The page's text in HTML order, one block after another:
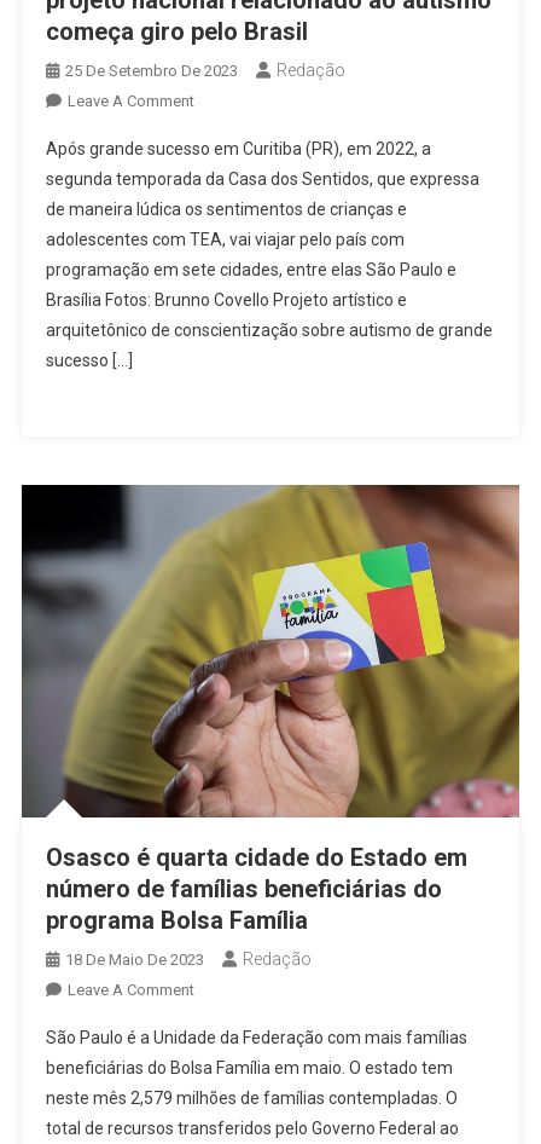
começa giro pelo Brasil
25 De Setembro De 2023 Redação
Leave A CommentOn
Arte,
Arquitetura
E
Saúde,
Maior
Projeto
Nacional
Pelo
Brasil
Após grande sucesso em Curitiba (PR), em 2022, a
segunda temporada da Casa dos Sentidos, que expressa
de maneira lúdica os sentimentos de crianças e
adolescentes com TEA, vai viajar pelo país com
programação em sete cidades, entre elas São Paulo e
Brasília Fotos: Brunno Covello Projeto artístico e
arquitetônico de conscientização sobre autismo de grande
sucesso […]
Osasco é quarta cidade do Estado em
número de famílias beneficiárias do
programa Bolsa Família
18 De Maio De 2023 Redação
Leave A CommentOn
É
Quarta
Cidade
Do
São Paulo é a Unidade da Federação com mais famílias
beneficiárias do Bolsa Família em maio. O estado tem
neste mês 2,579 milhões de famílias contempladas. O
total de recursos transferidos pelo Governo Federal ao